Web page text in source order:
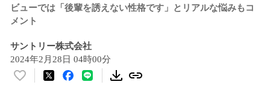
ビューでは「後輩を誘えない性格です」とリアルな悩みもコ
メント
サントリー株式会社
2024年2月28日 04時00分
い